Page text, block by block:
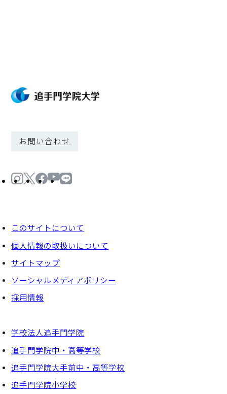
お問い合わせ
このサイトについて
個⼈情報の取扱いについて
サイトマップ
ソーシャルメディアポリシー
採⽤情報
学校法人追手門学院
追手門学院中・高等学校
追手門学院大手前中・高等学校
追手門学院小学校